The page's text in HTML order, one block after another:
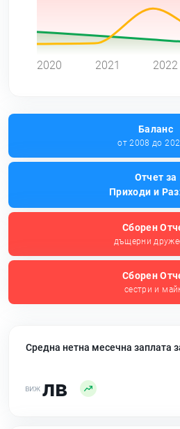
2020 2021 2022
Баланс
от 2008 до
Отчет за
Приходи и
Сборен
дъщерни
Сборен
сестри и
Средна нетна месечна заплата
лв